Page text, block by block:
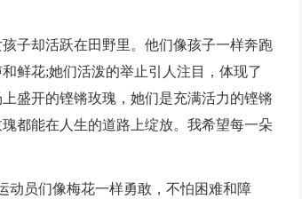
子却活跃在田野里。他们像孩子一样奔跑
鲜花;她们活泼的举止引人注目，体现了
盛开的铿锵玫瑰，她们是充满活力的铿锵
都能在人生的道路上绽放。我希望每一朵
动员们像梅花一样勇敢，不怕困难和障